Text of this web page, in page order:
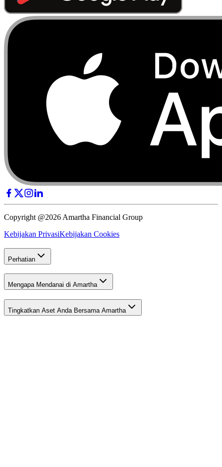
Copyright @2026 Amartha Financial Group
Kebijakan PrivasiKebijakan Cookies
Perhatian
Mengapa Mendanai di Amartha
Tingkatkan Aset Anda Bersama Amartha